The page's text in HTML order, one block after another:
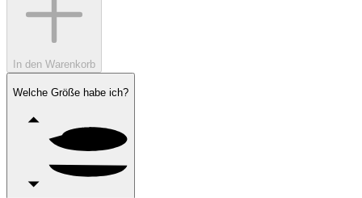
In den Warenkorb
Welche Größe habe ich?